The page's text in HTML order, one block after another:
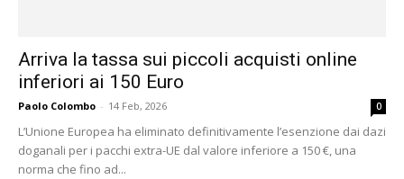
Arriva la tassa sui piccoli acquisti online
inferiori ai 150 Euro
Paolo Colombo - 14 Feb, 2026 0
L’Unione Europea ha eliminato definitivamente l’esenzione dai dazi
doganali per i pacchi extra-UE dal valore inferiore a 150 €, una
norma che fino ad...